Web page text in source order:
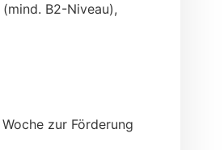
B2-Niveau),
zur Förderung